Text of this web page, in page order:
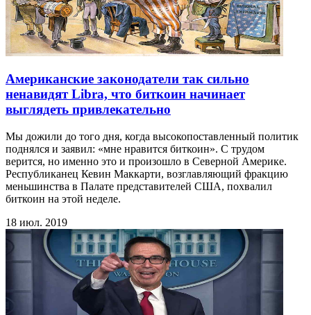
Американские законодатели так сильно
ненавидят Libra, что биткоин начинает
выглядеть привлекательно
Мы дожили до того дня, когда высокопоставленный политик
поднялся и заявил: «мне нравится биткоин». С трудом
верится, но именно это и произошло в Северной Америке.
Республиканец Кевин Маккарти, возглавляющий фракцию
меньшинства в Палате представителей США, похвалил
биткоин на этой неделе.
18 июл. 2019